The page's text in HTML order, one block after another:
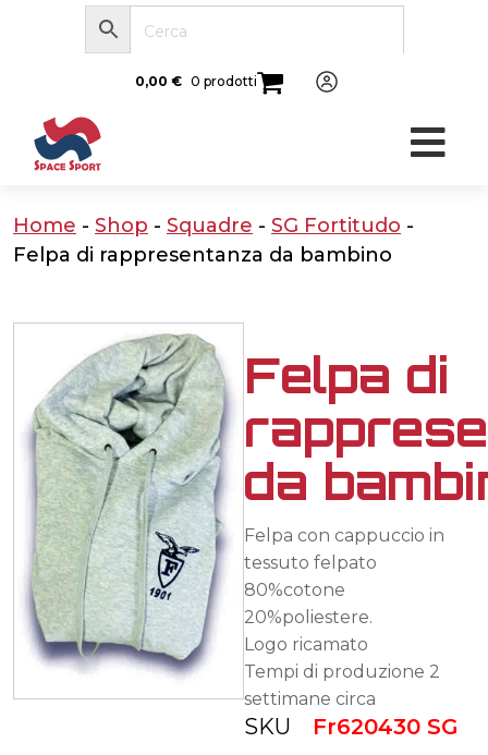
0,00 € 0 prodotti
Home - Shop - Squadre - SG Fortitudo -
Felpa di rappresentanza da bambino
Felpa di
da
Felpa con cappuccio in
tessuto felpato
80%cotone
20%poliestere.
Logo ricamato
Tempi di produzione 2
settimane circa
SKU Fr620430 SG